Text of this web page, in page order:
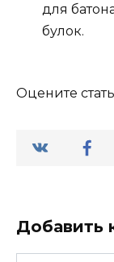
для
булок.
Оцените
Добавить